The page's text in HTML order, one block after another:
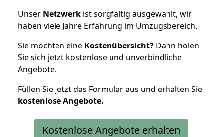
Unser Netzwerk ist sorgfältig ausgewählt, wir
haben viele Jahre Erfahrung im Umzugsbereich.
Sie möchten eine Kostenübersicht? Dann holen
Sie sich jetzt kostenlose und unverbindliche
Angebote.
Füllen Sie jetzt das Formular aus und erhalten Sie
kostenloseAngebote.
Kostenlose Angebote erhalten